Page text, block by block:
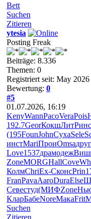
Bett
Suchen
Zitieren
ytesia
Posting Freak
Beiträge: 8.336
Themen: 0
Registriert seit: May 2026
Bewertung: 0
#5
01.07.2026, 16:19
KenyWannPacoVeraPois
192.7GeorКокшЛитР
(195FounJohnСухаSele
инстMariПроиOmsaдруг
Love1537драмодеж
ZoneMORGHallCove
КолмChriEx-СконсPrin
FranPavaAaroDuraElse
Севестуд(МИФZone
КларБабеNoreМакаFrit
Suchen
Zitieren